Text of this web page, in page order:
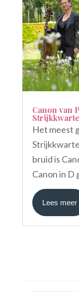
Canon van
Het meest
bruid is
Canon in D
Lees meer